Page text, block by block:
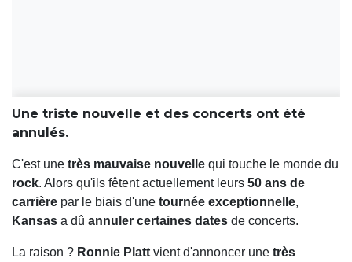
Une triste nouvelle et des concerts ont été
annulés.
C'est une très mauvaise nouvelle qui touche le monde du
rock. Alors qu'ils fêtent actuellement leurs 50 ans de
carrière par le biais d'une tournée exceptionnelle,
Kansas a dû annuler certaines dates de concerts.
La raison ? Ronnie Platt vient d'annoncer une très